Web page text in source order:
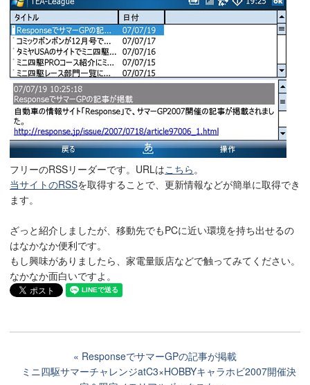
フリーのRSSリーダーです。URLはこちら 。
当サイトのRSSを取得することで、更新情報などが簡単に取得でき
ます。
ざっと紹介しましたが、移動先でもPCに近い環境を持ち出せるの
はなかなか便利です。
もし興味がありましたら、家電量販店などで触ってみてください。
なかなか面白いですよ。
ResponseでサマーGPの記事が掲載
ミニ四駆サマーチャレンジatC3×HOBBYキャラホビ2007開催決